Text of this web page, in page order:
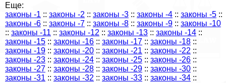
Еще:
законы -1 :: законы -2 :: законы -3 :: законы -4 :: законы -5 ::
законы -6 :: законы -7 :: законы -8 :: законы -9 :: законы -10
:: законы -11 :: законы -12 :: законы -13 :: законы -14 ::
законы -15 :: законы -16 :: законы -17 :: законы -18 ::
законы -19 :: законы -20 :: законы -21 :: законы -22 ::
законы -23 :: законы -24 :: законы -25 :: законы -26 ::
законы -27 :: законы -28 :: законы -29 :: законы -30 ::
законы -31 :: законы -32 :: законы -33 :: законы -34 ::